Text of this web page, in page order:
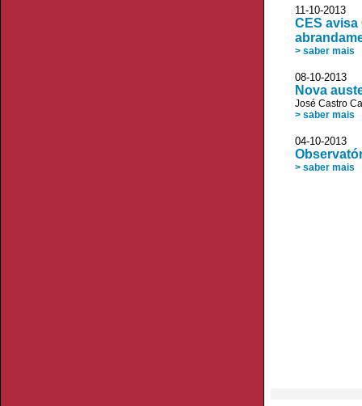
11-10-2013
CES
> saber mais
08-10-2013
Nova
José Castro
> saber mais
04-10-2013
> saber mais